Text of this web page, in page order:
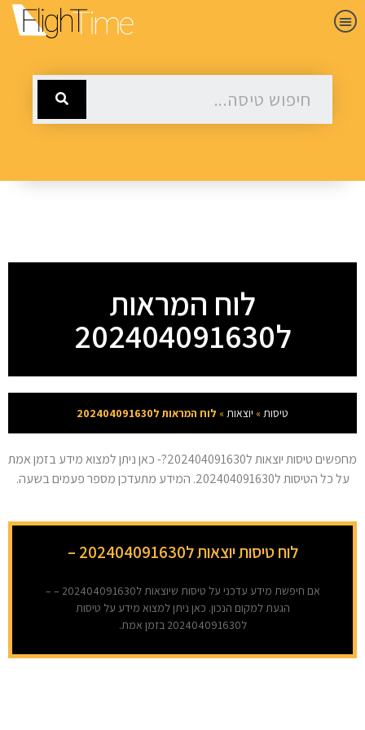
לוח המראות
ל202404091630
טיסות » יוצאות » לוח המראות ל202404091630
מחפשים טיסות יוצאות ל202404091630?- כאן ניתן למצוא מידע בזמן אמת
על כל הטיסות ל202404091630. המידע מתעדכן מספר פעמים בשעה.
לוח טיסות יוצאות ל202404091630 –
אם חיפשת מידע עדכני על טיסות שיוצאות ל202404091630 – –
הגעת למקום הנכון. כאן ניתן למצוא מידע על טיסות
ל202404091630 בזמן אמת.